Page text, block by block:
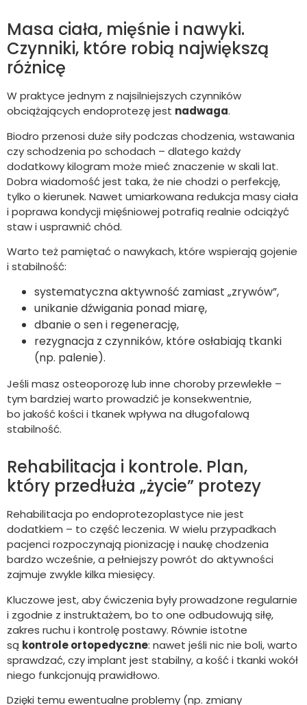
Masa ciała, mięśnie i nawyki.
Czynniki, które robią największą
różnicę
W praktyce jednym z najsilniejszych czynników
obciążających endoprotezę jest nadwaga.
Biodro przenosi duże siły podczas chodzenia, wstawania
czy schodzenia po schodach – dlatego każdy
dodatkowy kilogram może mieć znaczenie w skali lat.
Dobra wiadomość jest taka, że nie chodzi o perfekcję,
tylko o kierunek. Nawet umiarkowana redukcja masy ciała
i poprawa kondycji mięśniowej potrafią realnie odciążyć
staw i usprawnić chód.
Warto też pamiętać o nawykach, które wspierają gojenie
i stabilność:
systematyczna aktywność zamiast „zrywów”,
unikanie dźwigania ponad miarę,
dbanie o sen i regenerację,
rezygnacja z czynników, które osłabiają tkanki
(np. palenie).
Jeśli masz osteoporozę lub inne choroby przewlekłe –
tym bardziej warto prowadzić je konsekwentnie,
bo jakość kości i tkanek wpływa na długofalową
stabilność.
Rehabilitacja i kontrole. Plan,
który przedłuża „życie” protezy
Rehabilitacja po endoprotezoplastyce nie jest
dodatkiem – to część leczenia. W wielu przypadkach
pacjenci rozpoczynają pionizację i naukę chodzenia
bardzo wcześnie, a pełniejszy powrót do aktywności
zajmuje zwykle kilka miesięcy.
Kluczowe jest, aby ćwiczenia były prowadzone regularnie
i zgodnie z instruktażem, bo to one odbudowują siłę,
zakres ruchu i kontrolę postawy. Równie istotne
są kontrole ortopedyczne: nawet jeśli nic nie boli, warto
sprawdzać, czy implant jest stabilny, a kość i tkanki wokół
niego funkcjonują prawidłowo.
Dzięki temu ewentualne problemy (np. zmiany